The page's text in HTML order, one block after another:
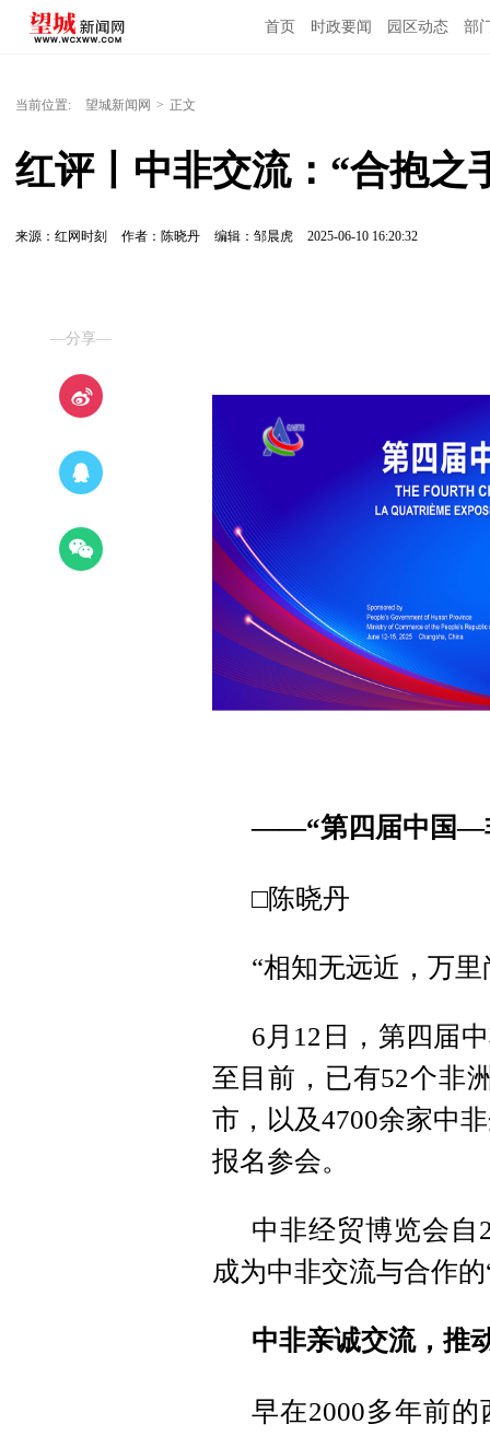
首页 时政要闻 园区动态 部
当前位置: 望城新闻网 > 正文
红评丨中非交流：“合抱之
来源：红网时刻 作者：陈晓丹 编辑：邹晨虎 2025-06-10 16:20:32
—分享—
——“第四届中国—
□陈晓丹
“相知无远近，万里
6月12日，第四届
至目前，已有52个非
市，以及4700余家中
报名参会。
中非经贸博览会自
成为中非交流与合作
中非亲诚交流，推
早在2000多年前